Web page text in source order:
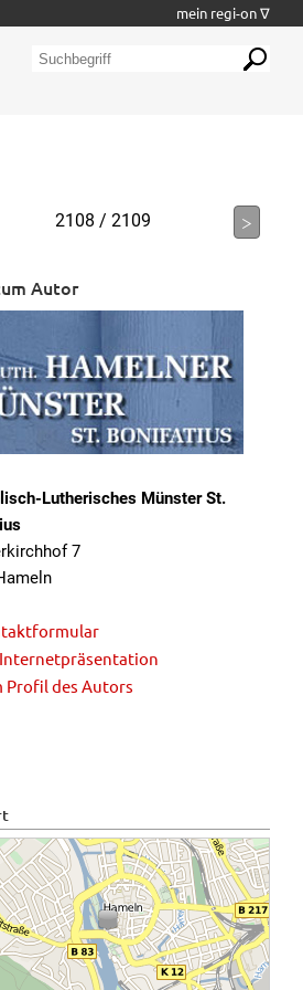
2108 / 2109 >
Autor
Lutherisches Münster St.
7
Profil des Autors
mein regi-on ∇